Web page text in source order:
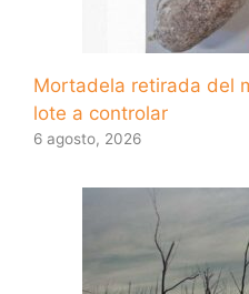
Mortadela retirada del
lote a controlar
6 agosto, 2026